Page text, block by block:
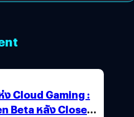
Cloud Gaming :
Beta หลัง Close